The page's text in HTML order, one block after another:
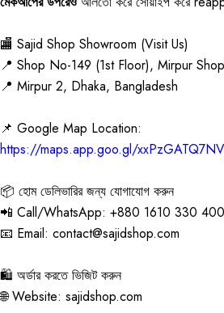
🏬 Sajid Shop Showroom (Visit Us)
📍 Shop No-149 (1st Floor), Mirpur
📍 Mirpur 2, Dhaka, Bangladesh
📌 Google Map Location:
https://maps.app.goo.gl/
📦 হোম ডেলিভারির জন্য যোগাযোগ করুন
📲 Call/WhatsApp: +880 1610 330 400
📧 Email: contact@sajidshop.com
🛍️ অর্ডার করতে ভিজিট করুন
🌐 Website: sajidshop.com